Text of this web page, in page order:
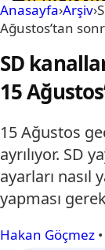
Anasayfa›Arşiv›
Ağustos’tan
SD
15
15 Ağustos
ayrılıyor. SD
ayarları nasıl
yapması
Hakan Göçmez •